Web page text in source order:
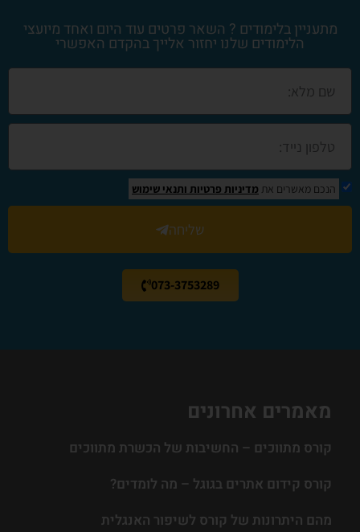
מתעניין בלימודים ? השאר פרטים עוד היום ואחד מיועצי
הלימודים שלנו יחזור אלייך בהקדם האפשרי
הנכם מאשרים את מדיניות פרטיות ותנאי שימוש
שליחה
073-3753289
מאמרים אחרונים
קורס מתווכים – החשיבות של הכשרת מתווכים
קורס קידום אתרים בגוגל – מה לומדים?
מהם היתרונות של קורס לשיפור האנגלית